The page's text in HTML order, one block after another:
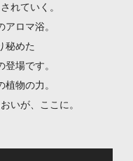
れていく。
ロマ浴。
秘めた
場です。
物の力。
いが、ここに。